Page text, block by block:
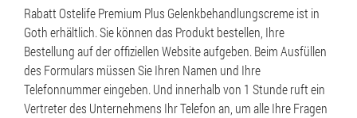
Rabatt Ostelife Premium Plus Gelenkbehandlungscreme ist in
Goth erhältlich. Sie können das Produkt bestellen, Ihre
Bestellung auf der offiziellen Website aufgeben. Beim Ausfüllen
des Formulars müssen Sie Ihren Namen und Ihre
Telefonnummer eingeben. Und innerhalb von 1 Stunde ruft ein
Vertreter des Unternehmens Ihr Telefon an, um alle Ihre Fragen